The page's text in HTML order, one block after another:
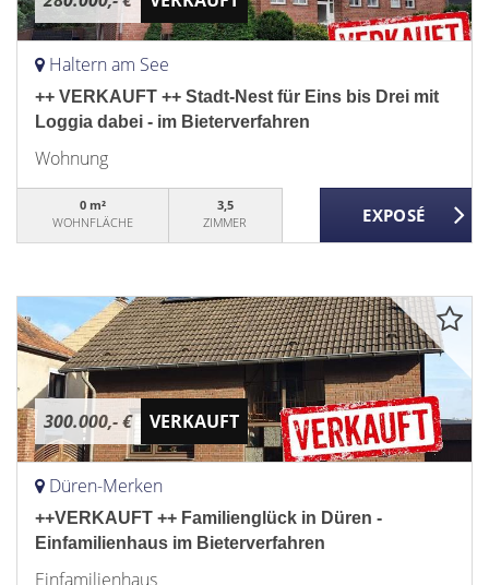
Haltern am See
++ VERKAUFT ++ Stadt-Nest für Eins bis Drei mit
Loggia dabei - im Bieterverfahren
Wohnung
0 m²
WOHNFLÄCHE
3,5
ZIMMER
300.000,- € VERKAUFT
Düren-Merken
++VERKAUFT ++ Familienglück in Düren -
Einfamilienhaus im Bieterverfahren
Einfamilienhaus